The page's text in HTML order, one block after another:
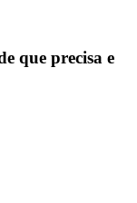
que precisa e